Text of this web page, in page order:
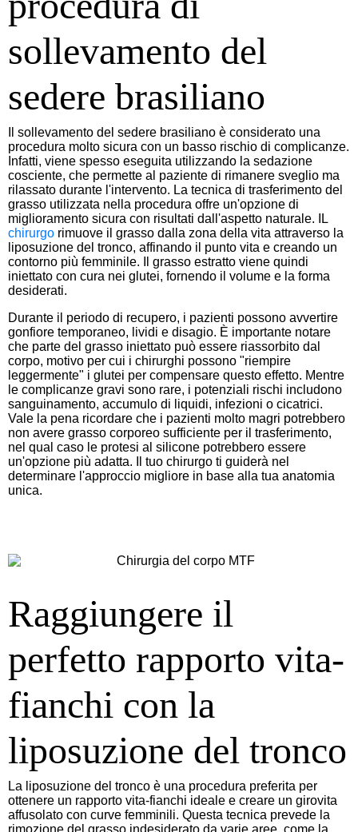
sollevamento del
sedere brasiliano
Il sollevamento del sedere brasiliano è considerato una
procedura molto sicura con un basso rischio di complicanze.
Infatti, viene spesso eseguita utilizzando la sedazione
cosciente, che permette al paziente di rimanere sveglio ma
rilassato durante l'intervento. La tecnica di trasferimento del
grasso utilizzata nella procedura offre un'opzione di
miglioramento sicura con risultati dall'aspetto naturale. IL
chirurgo rimuove il grasso dalla zona della vita attraverso la
liposuzione del tronco, affinando il punto vita e creando un
contorno più femminile. Il grasso estratto viene quindi
iniettato con cura nei glutei, fornendo il volume e la forma
desiderati.
Durante il periodo di recupero, i pazienti possono avvertire
gonfiore temporaneo, lividi e disagio. È importante notare
che parte del grasso iniettato può essere riassorbito dal
corpo, motivo per cui i chirurghi possono "riempire
leggermente" i glutei per compensare questo effetto. Mentre
le complicanze gravi sono rare, i potenziali rischi includono
sanguinamento, accumulo di liquidi, infezioni o cicatrici.
Vale la pena ricordare che i pazienti molto magri potrebbero
non avere grasso corporeo sufficiente per il trasferimento,
nel qual caso le protesi al silicone potrebbero essere
un'opzione più adatta. Il tuo chirurgo ti guiderà nel
determinare l'approccio migliore in base alla tua anatomia
unica.
Raggiungere il
perfetto rapporto vita-
fianchi con la
liposuzione del tronco
La liposuzione del tronco è una procedura preferita per
ottenere un rapporto vita-fianchi ideale e creare un girovita
affusolato con curve femminili. Questa tecnica prevede la